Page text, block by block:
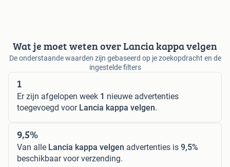
Wat je moet weten over Lancia kappa velgen
De onderstaande waarden zijn gebaseerd op je zoekopdracht en de
ingestelde filters
1
Er zijn afgelopen week 1 nieuwe advertenties
toegevoegd voor Lancia kappa velgen.
9,5%
Van alle Lancia kappa velgen advertenties is 9,5%
beschikbaar voor verzending.